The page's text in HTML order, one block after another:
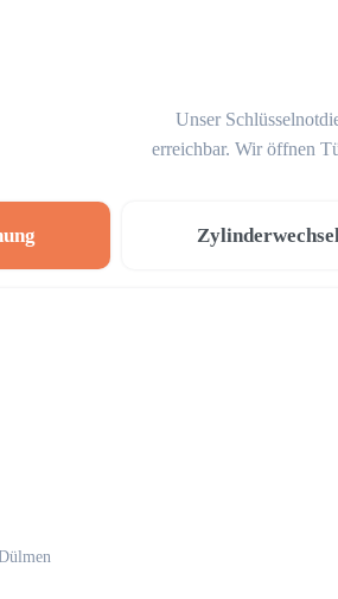
Unser
erreichbar. Wir öffnen